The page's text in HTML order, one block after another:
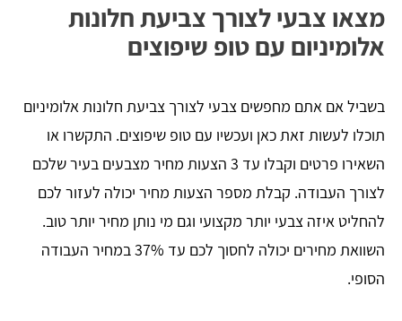
מצאו צבעי לצורך צביעת חלונות
אלומיניום עם טופ שיפוצים
בשביל אם אתם מחפשים צבעי לצורך צביעת חלונות אלומיניום
תוכלו לעשות זאת כאן ועכשיו עם טופ שיפוצים. התקשרו או
השאירו פרטים וקבלו עד 3 הצעות מחיר מצבעים בעיר שלכם
לצורך העבודה. קבלת מספר הצעות מחיר יכולה לעזור לכם
להחליט איזה צבעי יותר מקצועי וגם מי נותן מחיר יותר טוב.
השוואת מחירים יכולה לחסוך לכם עד 37% במחיר העבודה
הסופי.